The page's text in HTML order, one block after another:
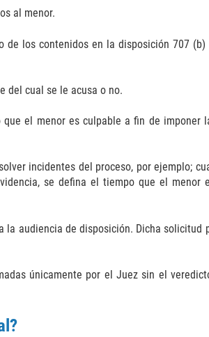
al menor.
los contenidos en la disposición 707 (b)
del cual se le acusa o no.
el menor es culpable a fin de imponer
incidentes del proceso, por ejemplo;
se defina el tiempo que el menor
audiencia de disposición. Dicha
únicamente por el Juez sin el